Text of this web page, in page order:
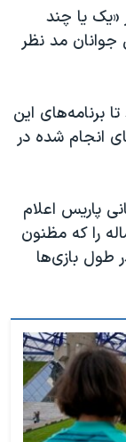
«یک یا چند
جوانان مد نظر
برنامه‌های این
انجام شده در
پاریس اعلام
پلیس فرانسه یک مرد روس ۴۰ ساله را که مظنون
طول بازی‌ها